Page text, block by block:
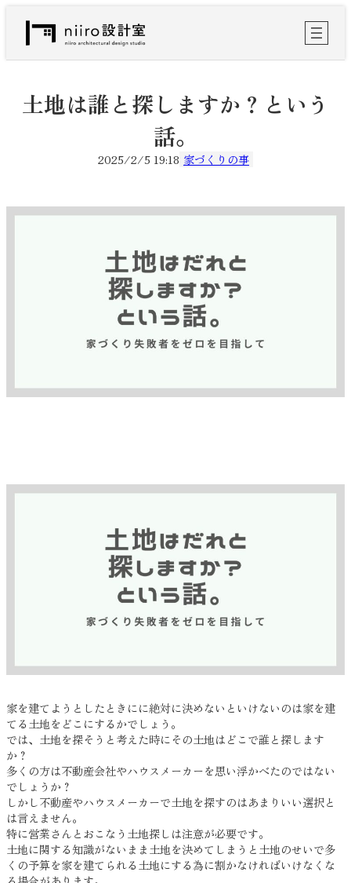
ス
土地は誰と探しますか？という
話。
2025/2/5 19:18 家づくりの事
家を建てようとしたときにに絶対に決めないといけないのは家を建
てる土地をどこにするかでしょう。
では、土地を探そうと考えた時にその土地はどこで誰と探します
か？
多くの方は不動産会社やハウスメーカーを思い浮かべたのではない
でしょうか？
しかし不動産やハウスメーカーで土地を探すのはあまりいい選択と
は言えません。
特に営業さんとおこなう土地探しは注意が必要です。
土地に関する知識がないまま土地を決めてしまうと土地のせいで多
くの予算を家を建てられる土地にする為に割かなければいけなくな